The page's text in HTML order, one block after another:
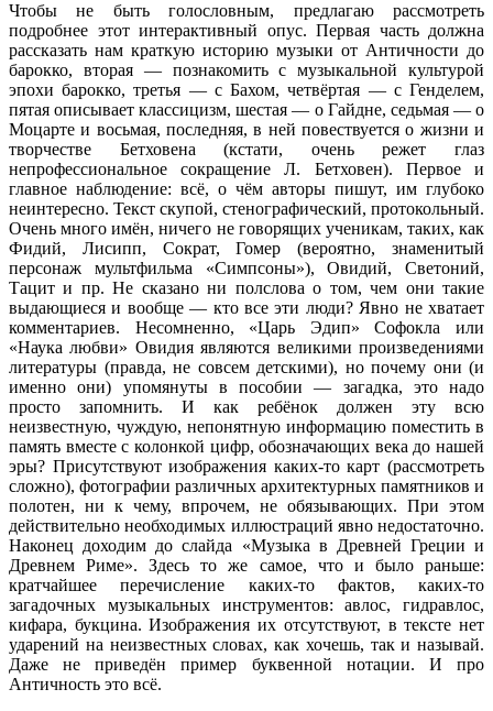
Чтобы не быть голословным, предлагаю рассмотреть
подробнее этот интерактивный опус. Первая часть должна
рассказать нам краткую историю музыки от Античности до
барокко, вторая — познакомить с музыкальной культурой
эпохи барокко, третья — с Бахом, четвёртая — с Генделем,
пятая описывает классицизм, шестая — о Гайдне, седьмая — о
Моцарте и восьмая, последняя, в ней повествуется о жизни и
творчестве Бетховена (кстати, очень режет глаз
непрофессиональное сокращение Л. Бетховен). Первое и
главное наблюдение: всё, о чём авторы пишут, им глубоко
неинтересно. Текст скупой, стенографический, протокольный.
Очень много имён, ничего не говорящих ученикам, таких, как
Фидий, Лисипп, Сократ, Гомер (вероятно, знаменитый
персонаж мультфильма «Симпсоны»), Овидий, Светоний,
Тацит и пр. Не сказано ни полслова о том, чем они такие
выдающиеся и вообще — кто все эти люди? Явно не хватает
комментариев. Несомненно, «Царь Эдип» Софокла или
«Наука любви» Овидия являются великими произведениями
литературы (правда, не совсем детскими), но почему они (и
именно они) упомянуты в пособии — загадка, это надо
просто запомнить. И как ребёнок должен эту всю
неизвестную, чуждую, непонятную информацию поместить в
память вместе с колонкой цифр, обозначающих века до нашей
эры? Присутствуют изображения каких-то карт (рассмотреть
сложно), фотографии различных архитектурных памятников и
полотен, ни к чему, впрочем, не обязывающих. При этом
действительно необходимых иллюстраций явно недостаточно.
Наконец доходим до слайда «Музыка в Древней Греции и
Древнем Риме». Здесь то же самое, что и было раньше:
кратчайшее перечисление каких-то фактов, каких-то
загадочных музыкальных инструментов: авлос, гидравлос,
кифара, букцина. Изображения их отсутствуют, в тексте нет
ударений на неизвестных словах, как хочешь, так и называй.
Даже не приведён пример буквенной нотации. И про
Античность это всё.